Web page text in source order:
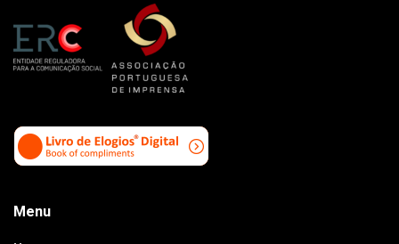
Menu